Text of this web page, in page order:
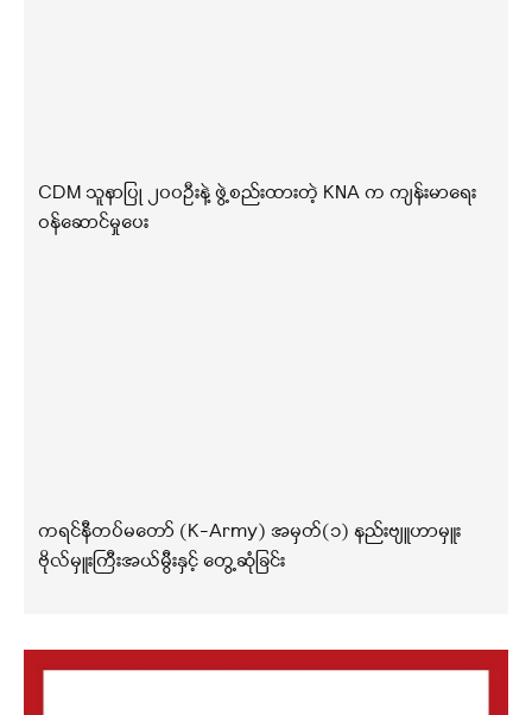
CDM သူနာပြု ၂၀၀ဦးနဲ့ ဖွဲ့စည်းထားတဲ့ KNA က ကျန်းမာရေး
ဝန်ဆောင်မှုပေး
ကရင်နီတပ်မတော် (K-Army) အမှတ်(၁) နည်းဗျူဟာမှူး
ဗိုလ်မှူးကြီးအယ်မွီးနှင့် တွေ့ဆုံခြင်း